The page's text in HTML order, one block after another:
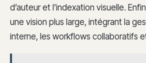
d’auteur et l’indexation visuelle.
une vision plus large, intégrant la
interne, les workflows collaboratifs